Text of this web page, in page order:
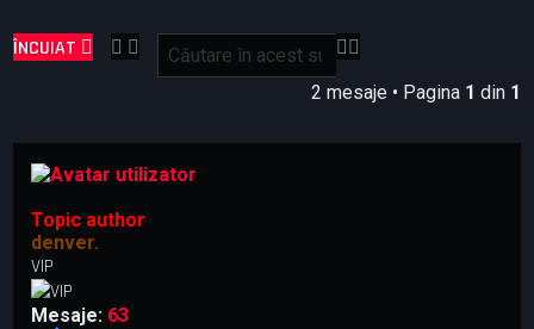
ÎNCUIAT
C
ă
u
ă
u
2 mesaje • Pagina 1 din 1
Topic author
denver.
VIP
Mesaje: 63